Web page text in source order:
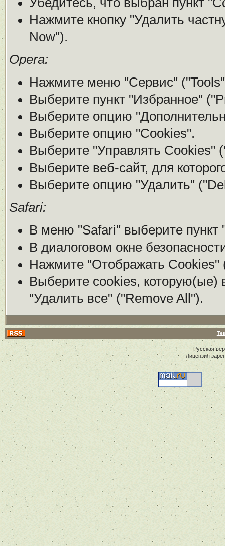
Нажмите кнопку "Удалить
Now").
Opera:
Нажмите меню "Сервис"
Выберите пункт "Избранное"
Выберите опцию
Выберите опцию "Cookies".
Выберите "Управлять Cookies"
Выберите веб-сайт, для
Выберите опцию "Удалить"
Safari:
В меню "Safari" выберите пункт
В диалоговом окне
Нажмите "Отображать Cookies"
Выберите cookies, которую(ые)
"Удалить все" ("Remove All").
Русская
Лицензия